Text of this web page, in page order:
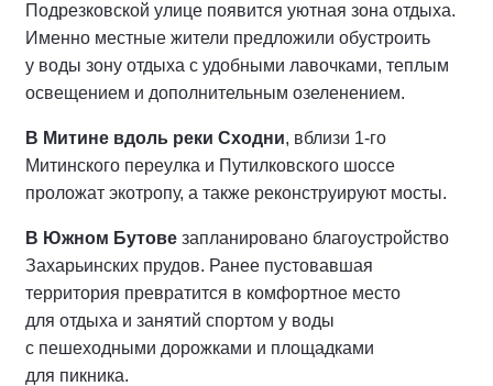
Подрезковской улице появится уютная зона отдыха.
Именно местные жители предложили обустроить
у воды зону отдыха с удобными лавочками, теплым
освещением и дополнительным озеленением.
В Митине вдоль реки Сходни, вблизи 1-го
Митинского переулка и Путилковского шоссе
проложат экотропу, а также реконструируют мосты.
В Южном Бутове запланировано благоустройство
Захарьинских прудов. Ранее пустовавшая
территория превратится в комфортное место
для отдыха и занятий спортом у воды
с пешеходными дорожками и площадками
для пикника.